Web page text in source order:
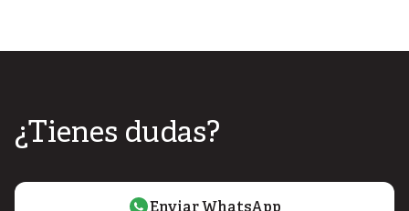
¿Tienes dudas?